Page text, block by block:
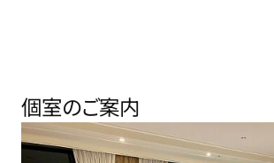
個室のご案内